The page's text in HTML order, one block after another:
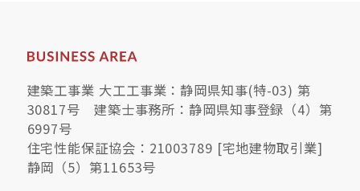
建築工事業 大工工事業：静岡県知事(特-03) 第
30817号 建築士事務所：静岡県知事登録（4）第
6997号
住宅性能保証協会：21003789 [宅地建物取引業]
静岡（5）第11653号